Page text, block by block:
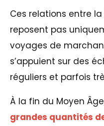
Ces relations entre
reposent pas
voyages de
s’appuient sur des
réguliers et parfois
À la fin du Moyen
grandes quantités